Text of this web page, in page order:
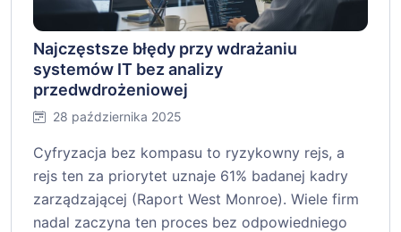
Najczęstsze błędy przy wdrażaniu
systemów IT bez analizy
przedwdrożeniowej
28 października 2025
Cyfryzacja bez kompasu to ryzykowny rejs, a
rejs ten za priorytet uznaje 61% badanej kadry
zarządzającej (Raport West Monroe). Wiele firm
nadal zaczyna ten proces bez odpowiedniego